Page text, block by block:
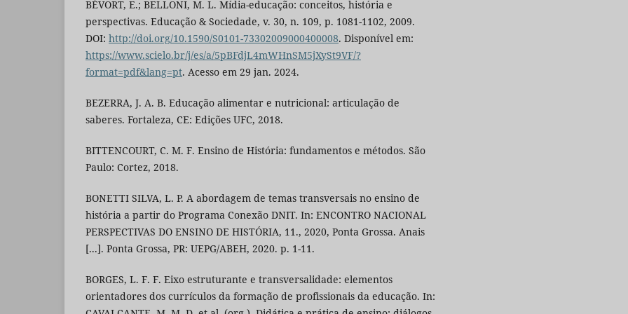
BÉVORT, E.; BELLONI, M. L. Mídia-educação: conceitos, história e
perspectivas. Educação & Sociedade, v. 30, n. 109, p. 1081-1102, 2009.
DOI: http://doi.org/10.1590/S0101-73302009000400008. Disponível em:
https://www.scielo.br/j/es/a/5pBFdjL4mWHnSM5jXySt9VF/?
format=pdf&lang=pt. Acesso em 29 jan. 2024.
BEZERRA, J. A. B. Educação alimentar e nutricional: articulação de
saberes. Fortaleza, CE: Edições UFC, 2018.
BITTENCOURT, C. M. F. Ensino de História: fundamentos e métodos. São
Paulo: Cortez, 2018.
BONETTI SILVA, L. P. A abordagem de temas transversais no ensino de
história a partir do Programa Conexão DNIT. In: ENCONTRO NACIONAL
PERSPECTIVAS DO ENSINO DE HISTÓRIA, 11., 2020, Ponta Grossa. Anais
[...]. Ponta Grossa, PR: UEPG/ABEH, 2020. p. 1-11.
BORGES, L. F. F. Eixo estruturante e transversalidade: elementos
orientadores dos currículos da formação de profissionais da educação. In: